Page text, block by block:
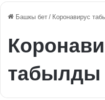
Башкы бет / Коронавирус
табылды